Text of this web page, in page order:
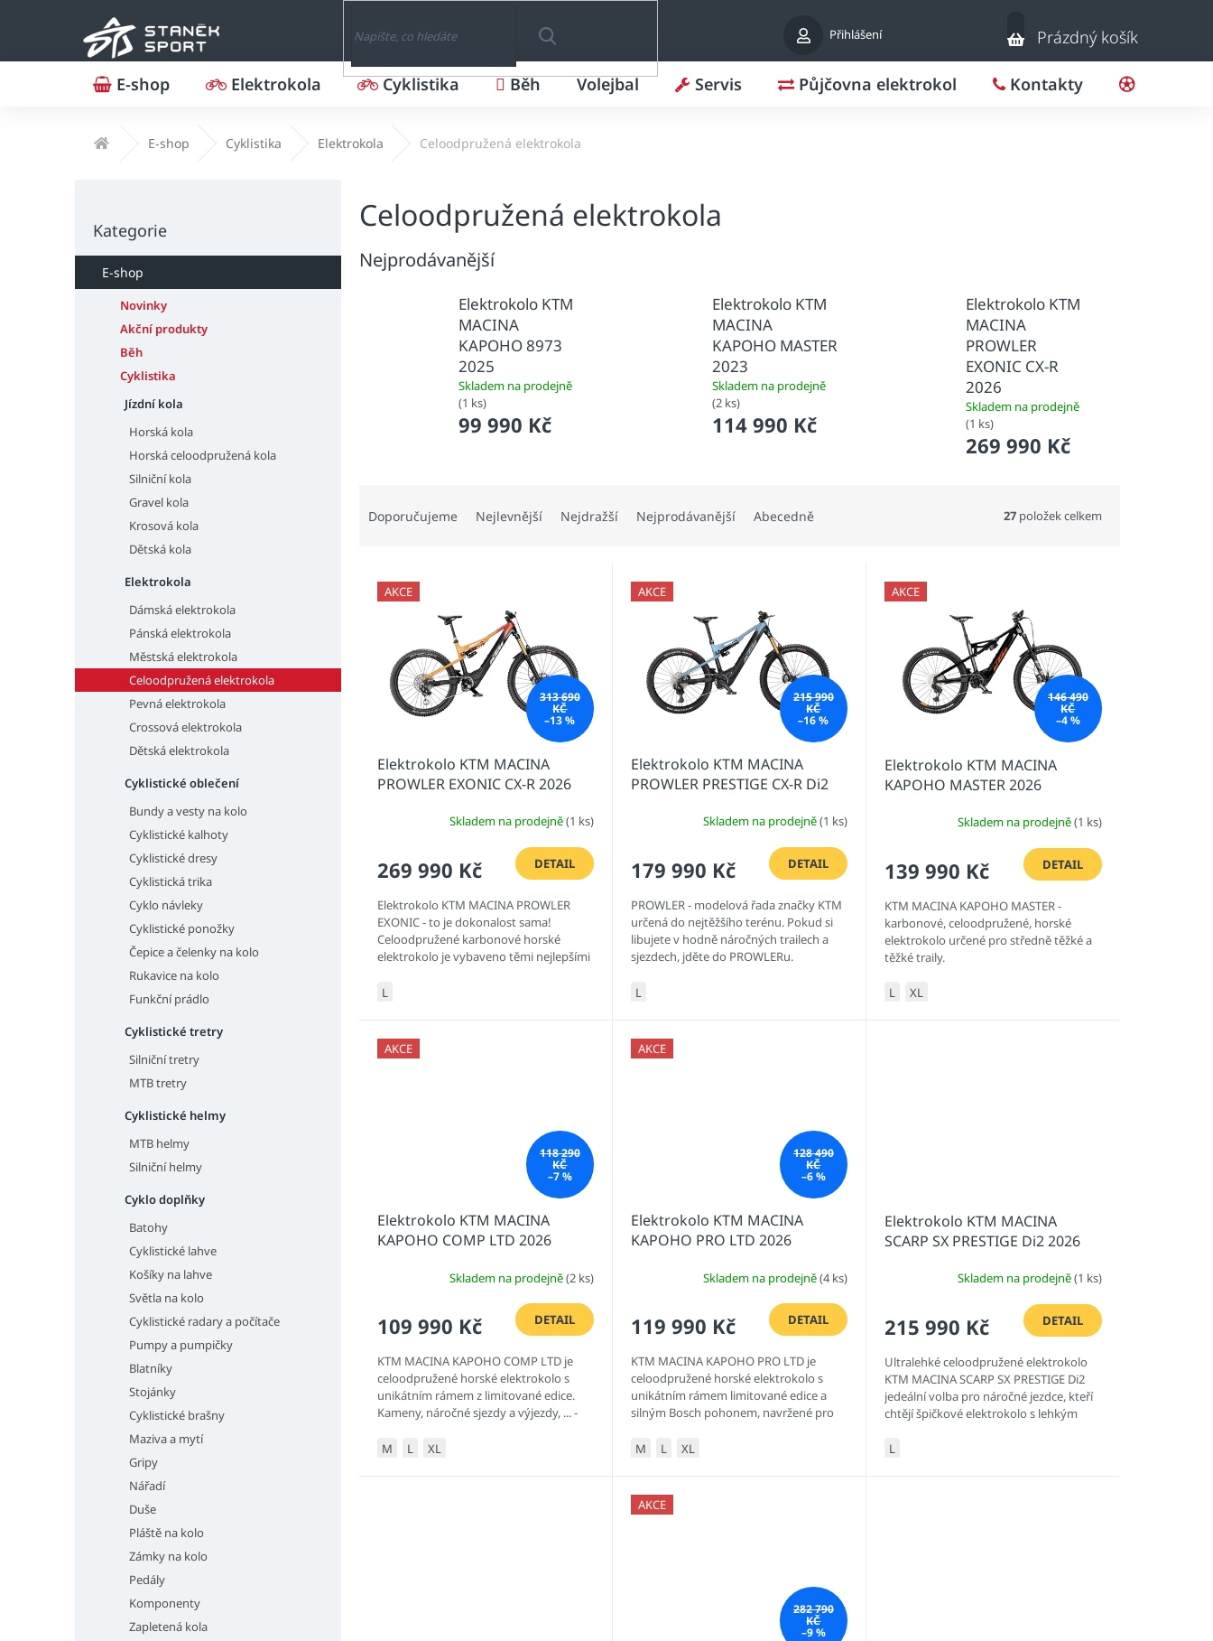
Přihlášení
HLEDAT
Nákupní
košík
Prázdný košík
E-shop Elektrokola Cyklistika Běh Volejbal Servis Půjčovna elektrokol Kontakty
Domů E-shop Cyklistika Elektrokola Celoodpružená elektrokola
a
kategorie
Kategorie
E-shop
Novinky
Akční produkty
Běh
Cyklistika
Jízdní kola
Horská kola
Horská celoodpružená kola
Silniční kola
Gravel kola
Krosová kola
Dětská kola
Elektrokola
Dámská elektrokola
Pánská elektrokola
Městská elektrokola
Celoodpružená elektrokola
Pevná elektrokola
Crossová elektrokola
Dětská elektrokola
Cyklistické oblečení
Bundy a vesty na kolo
Cyklistické kalhoty
Cyklistické dresy
Cyklistická trika
Cyklo návleky
Cyklistické ponožky
Čepice a čelenky na kolo
Rukavice na kolo
Funkční prádlo
Cyklistické tretry
Silniční tretry
MTB tretry
Cyklistické helmy
MTB helmy
Silniční helmy
Cyklo doplňky
Batohy
Cyklistické lahve
Košíky na lahve
Světla na kolo
Cyklistické radary a počítače
Pumpy a pumpičky
Blatníky
Stojánky
Cyklistické brašny
Maziva a mytí
Gripy
Nářadí
Duše
Pláště na kolo
Zámky na kolo
Pedály
Komponenty
Zapletená kola
Celoodpružená elektrokola
Nejprodávanější
Elektrokolo KTM
MACINA
KAPOHO 8973
2025
Skladem na prodejně
(1 ks)
99 990 Kč
Elektrokolo KTM
MACINA
KAPOHO MASTER
2023
Skladem na prodejně
(2 ks)
114 990 Kč
Elektrokolo KTM
MACINA
PROWLER
EXONIC CX-R
2026
Skladem na prodejně
(1 ks)
269 990 Kč
Doporučujeme Nejlevnější Nejdražší Nejprodávanější Abecedně 27 položek celkem
AKCE
313 690
KČ
–13 %
Elektrokolo KTM MACINA
PROWLER EXONIC CX-R 2026
Skladem na prodejně(1 ks)
269 990 Kč DETAIL
Elektrokolo KTM MACINA PROWLER
EXONIC - to je dokonalost sama!
Celoodpružené karbonové horské
elektrokolo je vybaveno těmi nejlepšími
představuje...
L
AKCE
215 990
KČ
–16 %
Elektrokolo KTM MACINA
PROWLER PRESTIGE CX-R Di2
Skladem na prodejně(1 ks)
179 990 Kč DETAIL
PROWLER - modelová řada značky KTM
určená do nejtěžšího terénu. Pokud si
libujete v hodně náročných trailech a
sjezdech, jděte do PROWLERu.
L
AKCE
146 490
KČ
–4 %
Elektrokolo KTM MACINA
KAPOHO MASTER 2026
Skladem na prodejně(1 ks)
139 990 Kč DETAIL
KTM MACINA KAPOHO MASTER -
karbonové, celoodpružené, horské
elektrokolo určené pro středně těžké a
těžké traily.
L XL
AKCE
118 290
KČ
–7 %
Elektrokolo KTM MACINA
KAPOHO COMP LTD 2026
Skladem na prodejně(2 ks)
109 990 Kč DETAIL
KTM MACINA KAPOHO COMP LTD je
celoodpružené horské elektrokolo s
unikátním rámem z limitované edice.
Kameny, náročné sjezdy a výjezdy, ... -
M
L XL
AKCE
128 490
KČ
–6 %
Elektrokolo KTM MACINA
KAPOHO PRO LTD 2026
Skladem na prodejně(4 ks)
119 990 Kč DETAIL
KTM MACINA KAPOHO PRO LTD je
celoodpružené horské elektrokolo s
unikátním rámem limitované edice a
silným Bosch pohonem, navržené pro
pasáže...
M L XL
Elektrokolo KTM MACINA
SCARP SX PRESTIGE Di2 2026
Skladem na prodejně(1 ks)
215 990 Kč DETAIL
Ultralehké celoodpružené elektrokolo
KTM MACINA SCARP SX PRESTIGE Di2
jedeální volba pro náročné jezdce, kteří
chtějí špičkové elektrokolo s lehkým
L
AKCE
282 790
KČ
–9 %